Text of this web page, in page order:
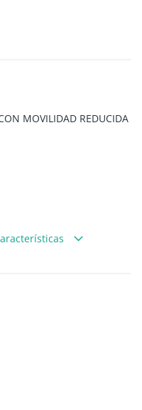
MOVILIDAD REDUCIDA